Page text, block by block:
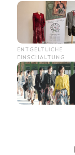
ENTGELTLICHE
EINSCHALTUNG